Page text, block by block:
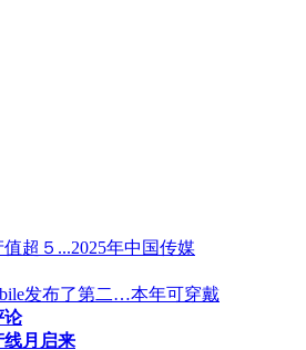
超５...2025年中国传媒
发布了第二…本年可穿戴
论
线月启来